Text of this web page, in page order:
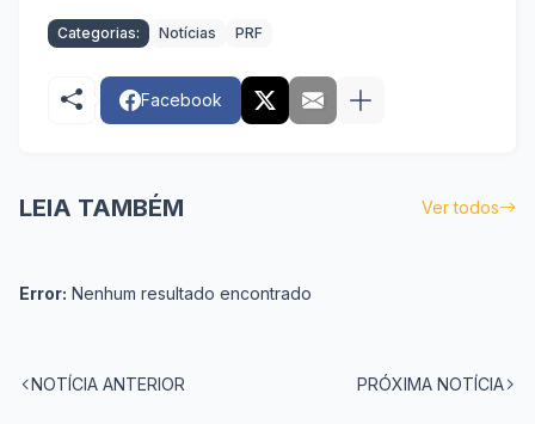
Categorias: Notícias PRF
Facebook
LEIA TAMBÉM Ver todos
Error: Nenhum resultado encontrado
NOTÍCIA ANTERIOR PRÓXIMA NOTÍCIA